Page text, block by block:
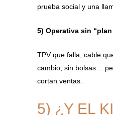
prueba social y una
5) Operativa sin “plan
TPV que falla, cable
cambio, sin bolsas…
cortan ventas.
5) ¿Y EL